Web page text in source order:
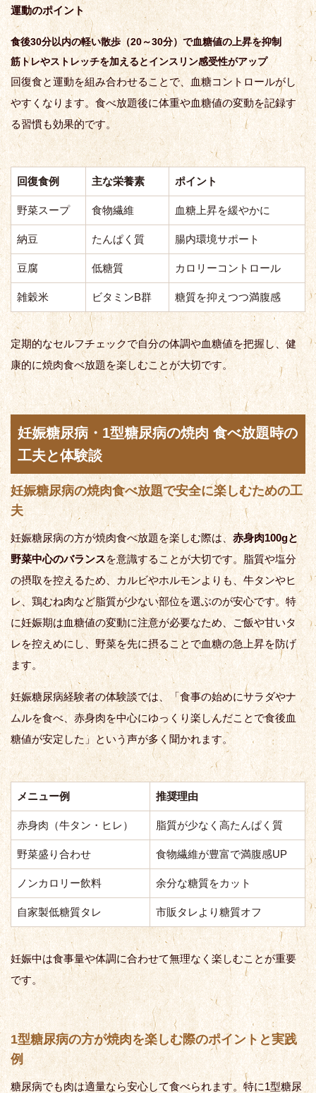
運動のポイント
食後30分以内の軽い散歩（20～30分）で血糖値の上昇を抑制
筋トレやストレッチを加えるとインスリン感受性がアップ
回復食と運動を組み合わせることで、血糖コントロールがし
やすくなります。食べ放題後に体重や血糖値の変動を記録す
る習慣も効果的です。
回復食例 主な栄養素 ポイント
野菜スープ 食物繊維 血糖上昇を緩やかに
納豆 たんぱく質 腸内環境サポート
豆腐 低糖質 カロリーコントロール
雑穀米 ビタミンB群 糖質を抑えつつ満腹感
定期的なセルフチェックで自分の体調や血糖値を把握し、健
康的に焼肉食べ放題を楽しむことが大切です。
妊娠糖尿病・1型糖尿病の焼肉 食べ放題時の
工夫と体験談
妊娠糖尿病の焼肉食べ放題で安全に楽しむための工
夫
妊娠糖尿病の方が焼肉食べ放題を楽しむ際は、赤身肉100gと
野菜中心のバランスを意識することが大切です。脂質や塩分
の摂取を控えるため、カルビやホルモンよりも、牛タンやヒ
レ、鶏むね肉など脂質が少ない部位を選ぶのが安心です。特
に妊娠期は血糖値の変動に注意が必要なため、ご飯や甘いタ
レを控えめにし、野菜を先に摂ることで血糖の急上昇を防げ
ます。
妊娠糖尿病経験者の体験談では、「食事の始めにサラダやナ
ムルを食べ、赤身肉を中心にゆっくり楽しんだことで食後血
糖値が安定した」という声が多く聞かれます。
メニュー例 推奨理由
赤身肉（牛タン・ヒレ） 脂質が少なく高たんぱく質
野菜盛り合わせ 食物繊維が豊富で満腹感UP
ノンカロリー飲料 余分な糖質をカット
自家製低糖質タレ 市販タレより糖質オフ
妊娠中は食事量や体調に合わせて無理なく楽しむことが重要
です。
1型糖尿病の方が焼肉を楽しむ際のポイントと実践
例
糖尿病でも肉は適量なら安心して食べられます。特に1型糖尿